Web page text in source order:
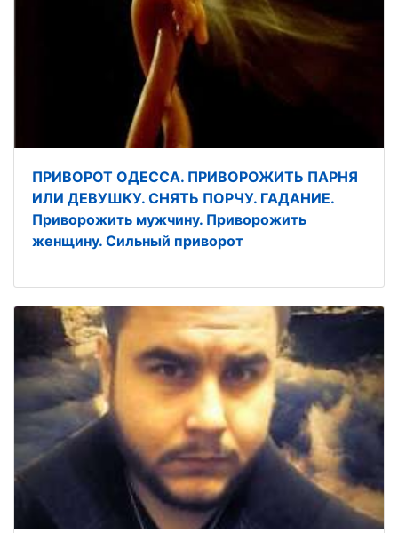
ПРИВОРОТ ОДЕССА. ПРИВОРОЖИТЬ ПАРНЯ
ИЛИ ДЕВУШКУ. СНЯТЬ ПОРЧУ. ГАДАНИЕ.
Приворожить мужчину. Приворожить
женщину. Сильный приворот